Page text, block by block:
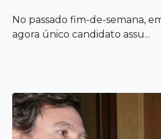
No passado fim-de-semana,
agora único candidato assu...